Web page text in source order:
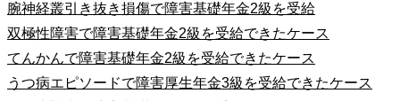
腕神経叢引き抜き損傷で障害基礎年金2級を受給
双極性障害で障害基礎年金2級を受給できたケース
てんかんで障害基礎年金2級を受給できたケース
うつ病エピソードで障害厚生年金3級を受給できたケース